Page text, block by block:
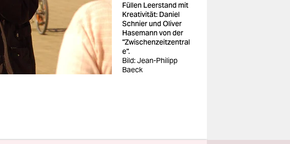
Füllen Leerstand mit
Kreativität: Daniel
Schnier und Oliver
Hasemann von der
"Zwischenzeitzentral
e".
Bild: Jean-Philipp
Baeck